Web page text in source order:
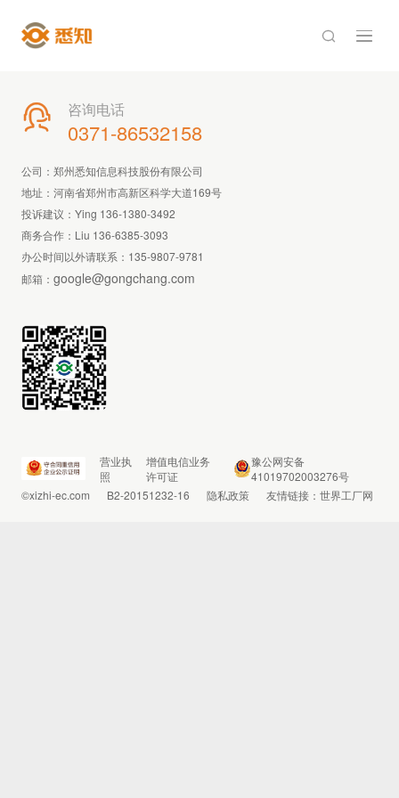

 咨询电话
0371-86532158
公司：郑州悉知信息科技股份有限公司
地址：河南省郑州市高新区科学大道169号
投诉建议：Ying 136-1380-3492
商务合作：Liu 136-6385-3093
办公时间以外请联系： 135-9807-9781
邮箱： google@gongchang.com
营业执
照
增值电信业务
许可证
豫公网安备
41019702003276号
©xizhi-ec.com
B2-20151232-16 隐私政策 友情链接： 世界工厂网